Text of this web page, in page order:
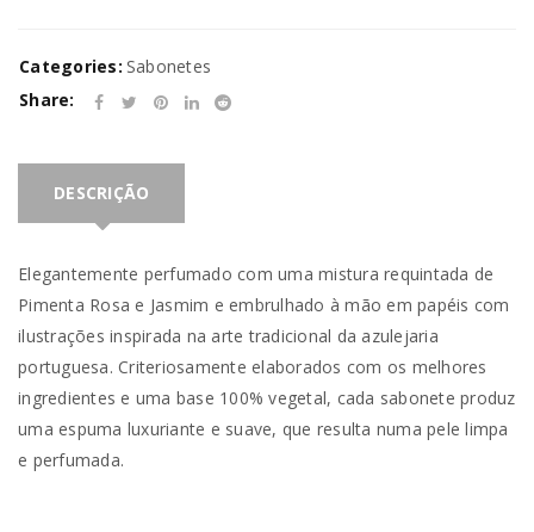
Categories: Sabonetes
Share:
DESCRIÇÃO
Elegantemente perfumado com uma mistura requintada de
Pimenta Rosa e Jasmim e embrulhado à mão em papéis com
ilustrações inspirada na arte tradicional da azulejaria
portuguesa. Criteriosamente elaborados com os melhores
ingredientes e uma base 100% vegetal, cada sabonete produz
uma espuma luxuriante e suave, que resulta numa pele limpa
e perfumada.